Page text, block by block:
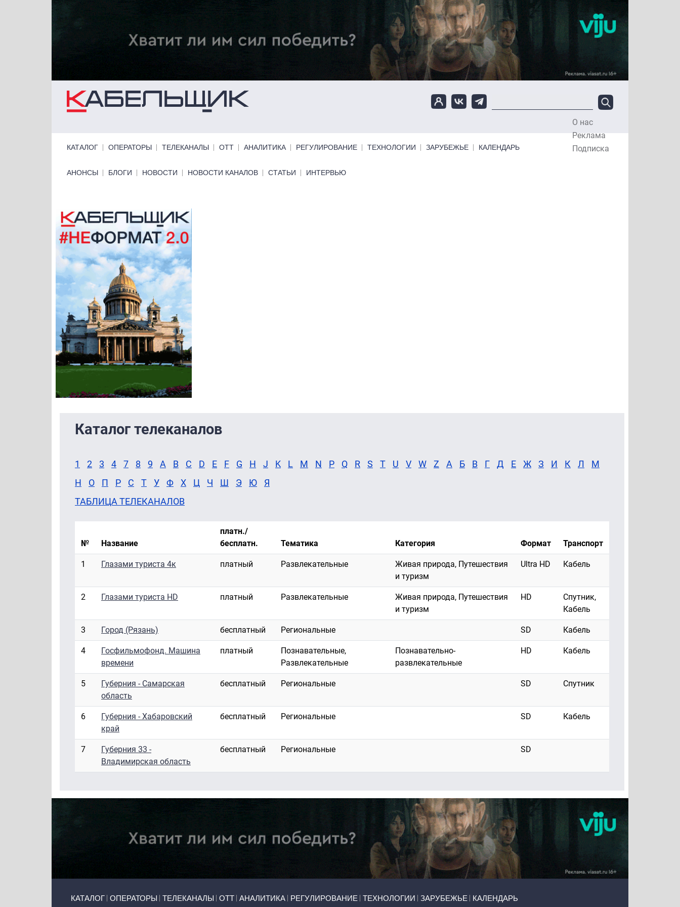
Перейти к основному содержанию
О нас
Реклама
Подписка
КАТАЛОГ ОПЕРАТОРЫ ТЕЛЕКАНАЛЫ ОТТ АНАЛИТИКА РЕГУЛИРОВАНИЕ ТЕХНОЛОГИИ ЗАРУБЕЖЬЕ КАЛЕНДАРЬ
Primary links bottom
АНОНСЫ БЛОГИ НОВОСТИ НОВОСТИ КАНАЛОВ СТАТЬИ ИНТЕРВЬЮ
Каталог телеканалов
1 2 3 4 7 8 9 A B C D E F G H J K L M N P Q R S T U V W Z А Б В Г Д Е Ж З И К Л
М
Н
О П Р С Т У Ф Х Ц Ч Ш Э Ю
Я
ТАБЛИЦА ТЕЛЕКАНАЛОВ
№ Название
платн./
бесплатн.
Тематика Категория Формат Транспорт
1 Глазами туриста 4к платный Развлекательные
Живая природа, Путешествия
и туризм
Ultra HD Кабель
2 Глазами туриста HD платный Развлекательные
Живая природа, Путешествия
и туризм
HD
Спутник,
Кабель
3 Город (Рязань) бесплатный Региональные SD Кабель
4
Госфильмофонд. Машина
времени
платный
Познавательные,
Развлекательные
Познавательно-
развлекательные
HD Кабель
5
Губерния - Самарская
область
бесплатный Региональные SD Спутник
6
Губерния - Хабаровский
край
бесплатный Региональные SD Кабель
7
Губерния 33 -
Владимирская область
бесплатный Региональные SD
КАТАЛОГ ОПЕРАТОРЫ ТЕЛЕКАНАЛЫ ОТТ АНАЛИТИКА РЕГУЛИРОВАНИЕ ТЕХНОЛОГИИ ЗАРУБЕЖЬЕ КАЛЕНДАРЬ